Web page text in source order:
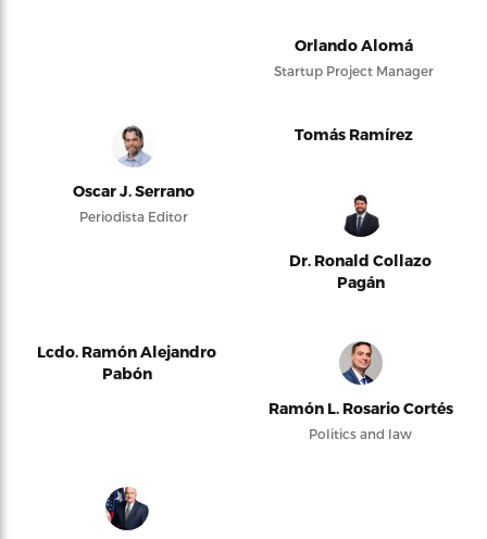
Orlando Alomá
Startup Project Manager
Oscar J. Serrano
Periodista Editor
Tomás Ramírez
Dr. Ronald Collazo
Pagán
Lcdo. Ramón Alejandro
Pabón
Ramón L. Rosario Cortés
Politics and law